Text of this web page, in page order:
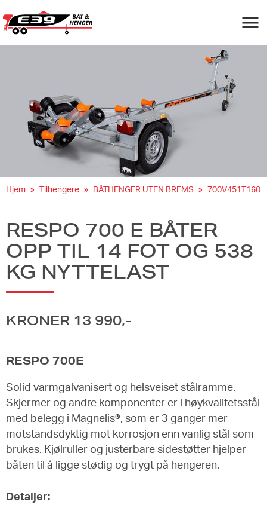
Hjem Tilhengere BÅTHENGER UTEN BREMS 700V451T160
RESPO 700 E BÅTER
OPP TIL 14 FOT OG 538
KG NYTTELAST
KRONER 13 990,-
RESPO 700E
Solid varmgalvanisert og helsveiset stålramme.
Skjermer og andre komponenter er i høykvalitetsstål
med belegg i Magnelis®, som er 3 ganger mer
motstandsdyktig mot korrosjon enn vanlig stål som
brukes. Kjølruller og justerbare sidestøtter hjelper
båten til å ligge stødig og trygt på hengeren.
Detaljer: